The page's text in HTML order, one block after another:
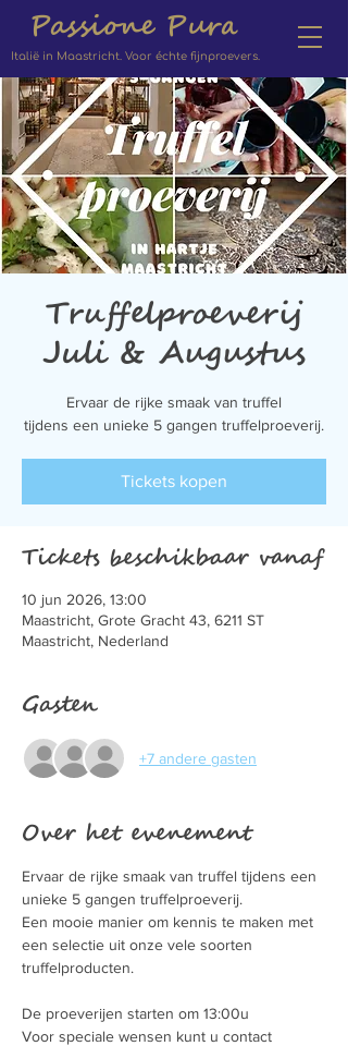
Passione Pura
Italië in Maastricht. Voor échte fijnproevers.
Truffelproeverij
Juli & Augustus
Ervaar de rijke smaak van truffel
tijdens een unieke 5 gangen truffelproeverij.
Tickets kopen
Tickets beschikbaar vanaf
10 jun 2026, 13:00
Maastricht, Grote Gracht 43, 6211 ST
Maastricht, Nederland
Gasten
+7 andere gasten
Over het evenement
Ervaar de rijke smaak van truffel tijdens een
unieke 5 gangen truffelproeverij.
Een mooie manier om kennis te maken met
een selectie uit onze vele soorten
truffelproducten.
De proeverijen starten om 13:00u
Voor speciale wensen kunt u contact